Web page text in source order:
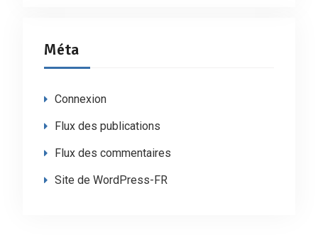
Méta
Connexion
Flux des publications
Flux des commentaires
Site de WordPress-FR